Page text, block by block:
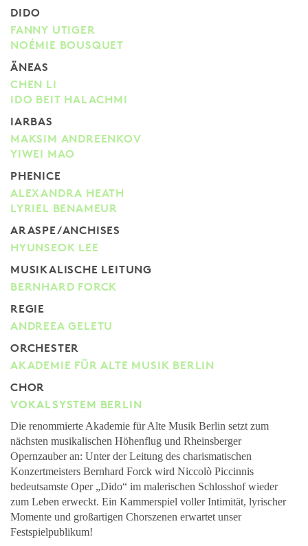
DIDO
FANNY UTIGER
NOÉMIE BOUSQUET
ÄNEAS
CHEN LI
IDO BEIT HALACHMI
IARBAS
MAKSIM ANDREENKOV
YIWEI MAO
PHENICE
ALEXANDRA HEATH
LYRIEL BENAMEUR
ARASPE/ANCHISES
HYUNSEOK LEE
MUSIKALISCHE LEITUNG
BERNHARD FORCK
REGIE
ANDREEA GELETU
ORCHESTER
AKADEMIE FÜR ALTE MUSIK BERLIN
CHOR
VOKALSYSTEM BERLIN
Die renommierte Akademie für Alte Musik Berlin setzt zum
nächsten musikalischen Höhenflug und Rheinsberger
Opernzauber an: Unter der Leitung des charismatischen
Konzertmeisters Bernhard Forck wird Niccolò Piccinnis
bedeutsamste Oper „Dido“ im malerischen Schlosshof wieder
zum Leben erweckt. Ein Kammerspiel voller Intimität, lyrischer
Momente und großartigen Chorszenen erwartet unser
Festspielpublikum!